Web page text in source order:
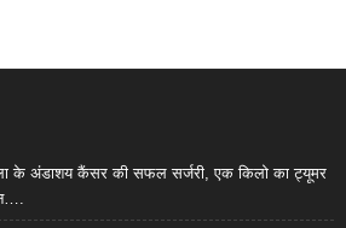
के अंडाशय कैंसर की सफल सर्जरी, एक किलो का ट्यूमर